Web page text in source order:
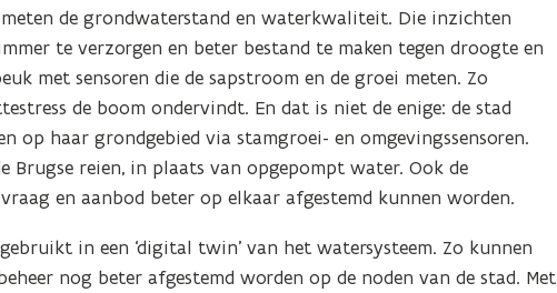
meten de grondwaterstand en waterkwaliteit. Die inzichten
te verzorgen en beter bestand te maken tegen droogte en
met sensoren die de sapstroom en de groei meten. Zo
de boom ondervindt. En dat is niet de enige: de stad
op haar grondgebied via stamgroei- en omgevingssensoren.
Brugse reien, in plaats van opgepompt water. Ook de
en aanbod beter op elkaar afgestemd kunnen worden.
in een ‘digital twin’ van het watersysteem. Zo kunnen
nog beter afgestemd worden op de noden van de stad. Met